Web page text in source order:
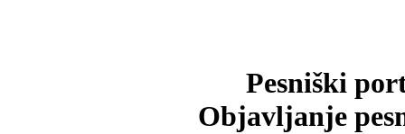
Pesniški
Objavljanje